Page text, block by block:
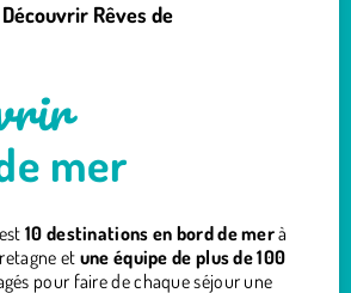
Découvrir Rêves de
mer
10 destinations en bord de merà
et une équipe de plus de 100
pour faire de chaque séjour une